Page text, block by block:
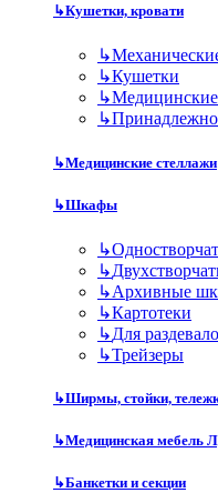
↳Кушетки, кровати
↳
↳Кушетки
↳
↳
↳Медицинские стеллажи
↳Шкафы
↳
↳
↳Архивные
↳Картотеки
↳Для
↳Трейзеры
↳Ширмы, стойки,
↳Медицинская мебель
↳Банкетки и секции